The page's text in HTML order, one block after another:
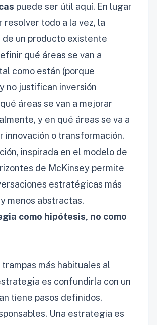
puede ser útil aquí. En lugar
resolver todo a la vez, la
un producto existente
qué áreas se van a
como están (porque
no justifican inversión
áreas se van a mejorar
y en qué áreas se va a
innovación o transformación.
inspirada en el modelo de
de McKinsey permite
estratégicas más
menos abstractas.
como hipótesis, no como
trampas más habituales al
es confundirla con un
tiene pasos definidos,
Una estrategia es